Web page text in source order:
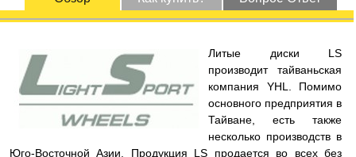
Литые диски LS
производит тайваньская
компания YHL. Помимо
основного предприятия в
Тайване, есть также
несколько производств в
Юго-Восточной Азии. Продукция LS продается во всех без